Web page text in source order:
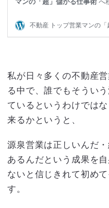
私が日々多くの不動産
る中で、誰でもそうい
ているというわけでは
来るかというと、
源泉営業は正しいんだ
あるんだという成果を
ないと信じきれて初め
す。